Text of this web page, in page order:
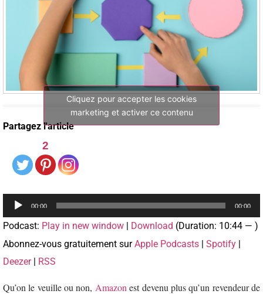
Cliquez pour accepter les cookies
marketing et activer ce contenu
Partagez l'article
2
Lecteur
audio
00:00 00:00
Podcast: Play in new window | Download (Duration: 10:44 — )
Abonnez-vous gratuitement surApple Podcasts | Spotify |
Deezer| RSS
Qu’on le veuille ou non, Amazonest devenu plus qu’un revendeur de